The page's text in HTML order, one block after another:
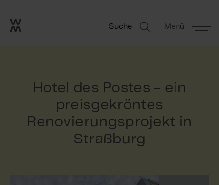
Suche Menü
Hotel des Postes - ein
preisgekröntes
Renovierungsprojekt in
Straßburg